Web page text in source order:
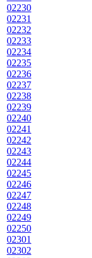
02230
02231
02232
02233
02234
02235
02236
02237
02238
02239
02240
02241
02242
02243
02244
02245
02246
02247
02248
02249
02250
02301
02302